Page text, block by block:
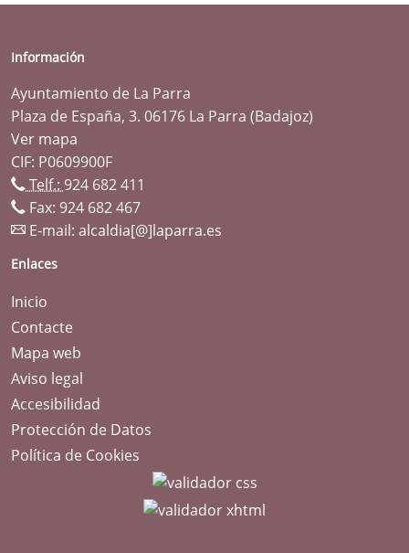
Información
Ayuntamiento de La Parra
Plaza de España, 3. 06176 La Parra (Badajoz)
Ver mapa
CIF: P0609900F
Telf.: 924 682 411
Fax: 924 682 467
E-mail: alcaldia[@]laparra.es
Enlaces
Inicio
Contacte
Mapa web
Aviso legal
Accesibilidad
Protección de Datos
Política de Cookies